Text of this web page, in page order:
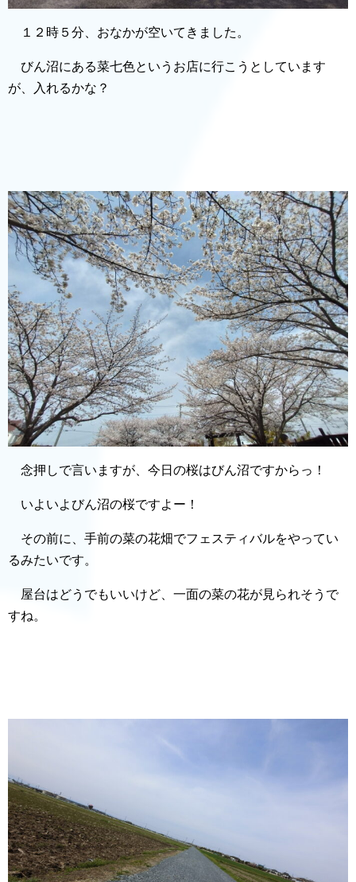
１２時５分、おなかが空いてきました。
びん沼にある菜七色というお店に行こうとしています
が、入れるかな？
念押しで言いますが、今日の桜はびん沼ですからっ！
いよいよびん沼の桜ですよー！
その前に、手前の菜の花畑でフェスティバルをやってい
るみたいです。
屋台はどうでもいいけど、一面の菜の花が見られそうで
すね。